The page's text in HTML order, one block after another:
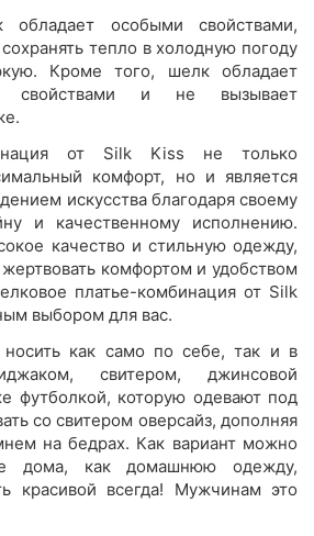
обладает особыми свойствами,
тепло в холодную погоду
Кроме того, шелк обладает
свойствами и не вызывает
от Silk Kiss не только
комфорт, но и является
искусства благодаря своему
и качественному исполнению.
качество и стильную одежду,
комфортом и удобством
платье-комбинация от Silk
выбором для вас.
как само по себе, так и в
свитером, джинсовой
футболкой, которую одевают под
со свитером оверсайз, дополняя
на бедрах. Как вариант можно
дома, как домашнюю одежду,
красивой всегда! Мужчинам это